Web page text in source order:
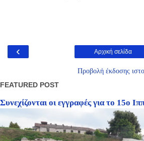
‹ Αρχική σελίδα
Προβολή έκδοσης
FEATURED POST
Συνεχίζονται οι εγγραφές για το 15ο